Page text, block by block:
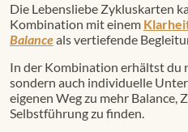
Die Lebensliebe Zykluskarten
Kombination mit einem
Balanceals vertiefende
In der Kombination erhältst du
sondern auch individuelle
eigenen Weg zu mehr Balance,
Selbstführung zu finden.